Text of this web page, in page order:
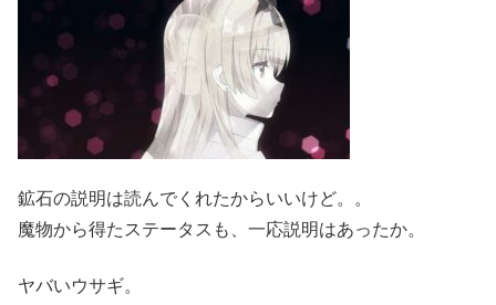
鉱石の説明は読んでくれたからいいけど。。
魔物から得たステータスも、一応説明はあったか。
ヤバいウサギ。